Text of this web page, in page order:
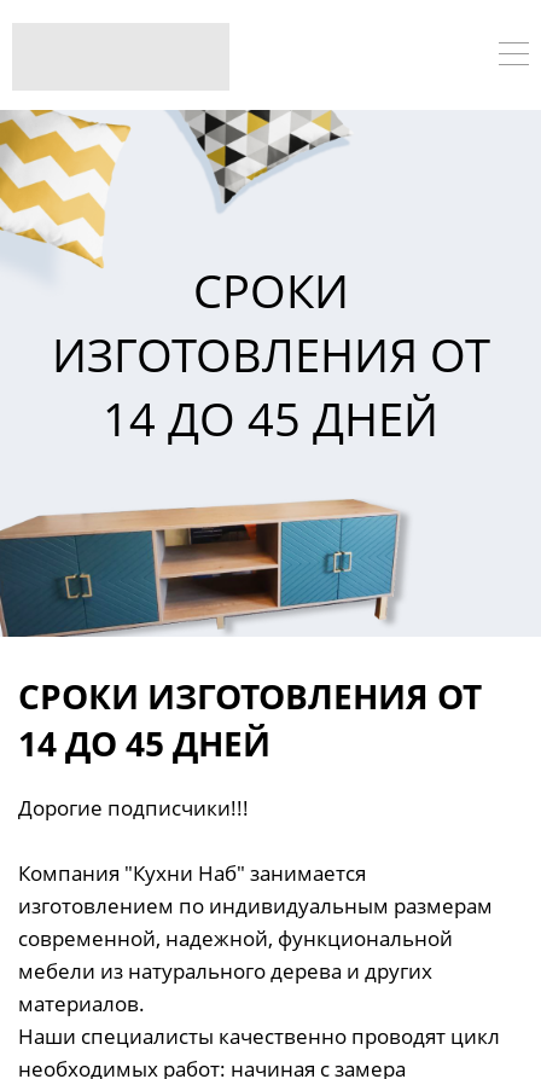
СРОКИ
ИЗГОТОВЛЕНИЯ ОТ
14 ДО 45 ДНЕЙ
СРОКИ ИЗГОТОВЛЕНИЯ ОТ
14 ДО 45 ДНЕЙ
Дорогие подписчики!!!
Компания "Кухни Наб" занимается
изготовлением по индивидуальным размерам
современной, надежной, функциональной
мебели из натурального дерева и других
материалов.
Наши специалисты качественно проводят цикл
необходимых работ: начиная с замера